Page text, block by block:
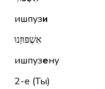
ишпузи
אִשְׁפּוּזֵנוּ
ишпузену
2-е (Ты)